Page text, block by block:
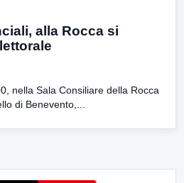
alla Rocca si
nella Sala Consiliare della Rocca
di Benevento,...